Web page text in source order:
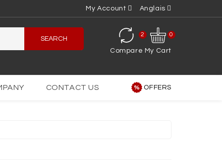
My Account Anglais
SEARCH
Compare
2
My Cart
0
CONTACT US OFFERS